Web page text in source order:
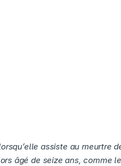
assiste au meurtre
âgé de seize ans, comme